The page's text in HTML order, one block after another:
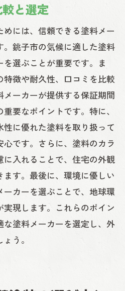
と選定
には、信頼できる塗料メー
。銚子市の気候に適した塗料
選ぶことが重要です。ま
徴や耐久性、口コミを比較
メーカーが提供する保証期間
要なポイントです。特に、
に優れた塗料を取り扱って
です。さらに、塗料のカラ
入れることで、住宅の外観
す。最後に、環境に優しい
カーを選ぶことで、地球環
現します。これらのポイン
な塗料メーカーを選定し、外
う。